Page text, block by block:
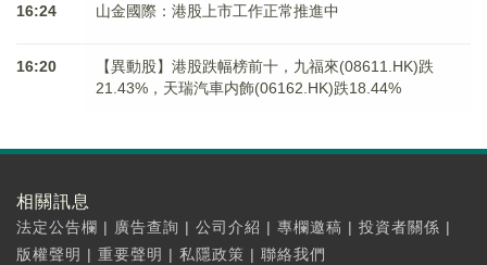
16:24 山金國際：港股上市工作正常推進中
16:20
【異動股】港股跌幅榜前十，九福來(08611.HK)跌
21.43%，天瑞汽車内飾(06162.HK)跌18.44%
相關訊息
法定公告欄 | 廣告查詢 | 公司介紹 | 專欄邀稿 | 投資者關係 |
版權聲明 | 重要聲明 | 私隱政策 | 聯絡我們